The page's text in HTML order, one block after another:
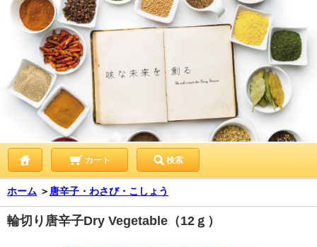
カート 検索
ホーム ＞ 唐辛子・わさび・こしょう
輪切り唐辛子Dry Vegetable（12ｇ）